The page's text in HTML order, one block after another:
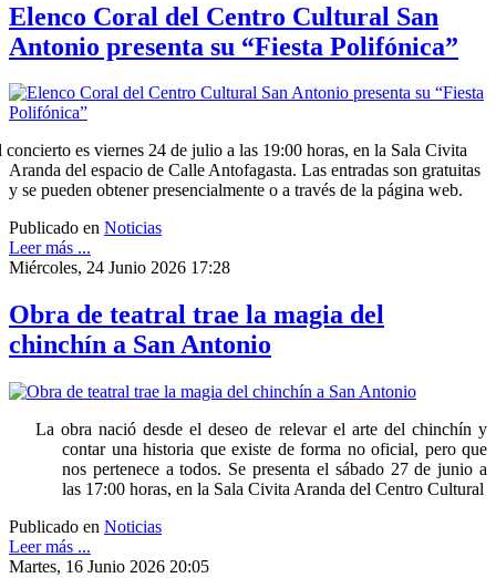
Elenco Coral del Centro Cultural San
Antonio presenta su “Fiesta Polifónica”
concierto es viernes 24 de julio a las 19:00 horas, en la Sala Civita
Aranda del espacio de Calle Antofagasta. Las entradas son gratuitas
y se pueden obtener presencialmente o a través de la página web.
Publicado en Noticias
Leer más ...
Miércoles, 24 Junio 2026 17:28
Obra de teatral trae la magia del
chinchín a San Antonio
La obra nació desde el deseo de relevar el arte del chinchín y
contar una historia que existe de forma no oficial, pero que
nos pertenece a todos. Se presenta el sábado 27 de junio a
las 17:00 horas, en la Sala Civita Aranda del Centro Cultural
Publicado en Noticias
Leer más ...
Martes, 16 Junio 2026 20:05